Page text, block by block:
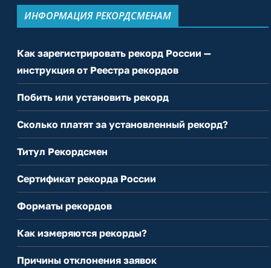
ИНФОРМАЦИЯ РЕКОРДСМЕНАМ
Как зарегистрировать рекорд России —
инструкция от Реестра рекордов
Побить или установить рекорд
Сколько платят за установленный рекорд?
Титул Рекордсмен
Сертификат рекорда России
Форматы рекордов
Как измеряются рекорды?
Причины отклонения заявок